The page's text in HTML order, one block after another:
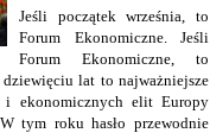
Jeśli początek września, to
Forum Ekonomiczne. Jeśli
Forum Ekonomiczne, to
lat to najważniejsze
i ekonomicznych elit Europy
tym roku hasło przewodnie